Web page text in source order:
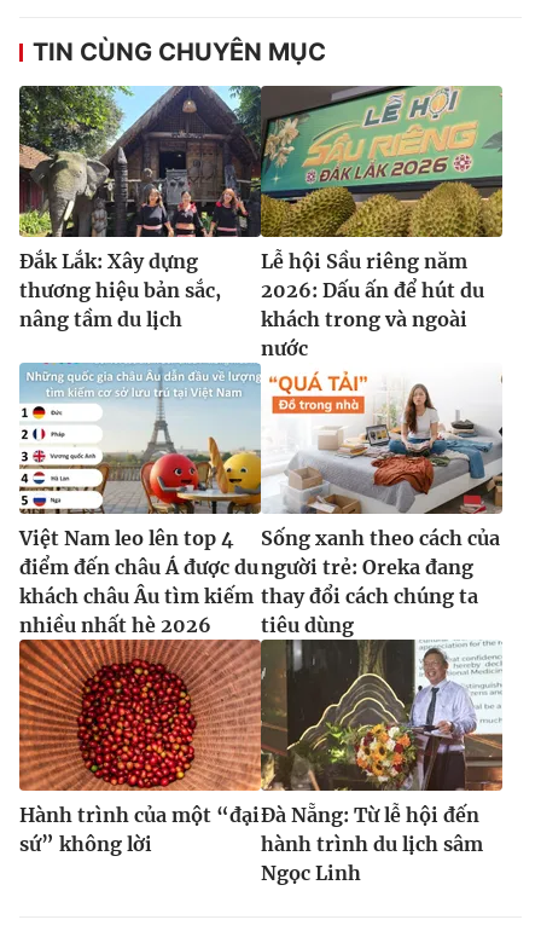
TIN CÙNG CHUYÊN MỤC
Đắk Lắk: Xây dựng
thương hiệu bản sắc,
nâng tầm du lịch
Lễ hội Sầu riêng năm
2026: Dấu ấn để hút du
khách trong và ngoài
nước
Việt Nam leo lên top 4
điểm đến châu Á được du
khách châu Âu tìm kiếm
nhiều nhất hè 2026
Sống xanh theo cách của
người trẻ: Oreka đang
thay đổi cách chúng ta
tiêu dùng
Hành trình của một “đại
sứ” không lời
Đà Nẵng: Từ lễ hội đến
hành trình du lịch sâm
Ngọc Linh